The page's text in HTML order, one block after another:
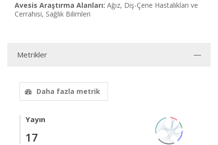
Avesis Araştırma Alanları: Ağız, Diş-Çene Hastalıkları ve
Cerrahisi, Sağlık Bilimleri
Metrikler
Daha fazla metrik
Yayın
17